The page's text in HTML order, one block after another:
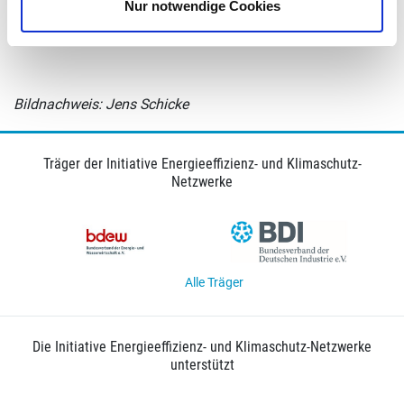
Nur notwendige Cookies
Weitere Informationen zur Anmeldung finden Siehier.
Bildnachweis: Jens Schicke
Träger der Initiative Energieeffizienz- und Klimaschutz-
Netzwerke
Alle Träger
Die Initiative Energieeffizienz- und Klimaschutz-Netzwerke
unterstützt